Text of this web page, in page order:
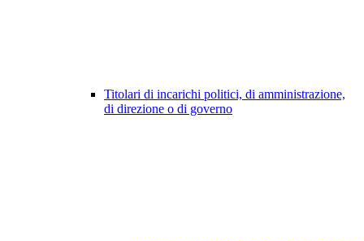
Titolari di incarichi politici, di amministrazione,
di direzione o di governo